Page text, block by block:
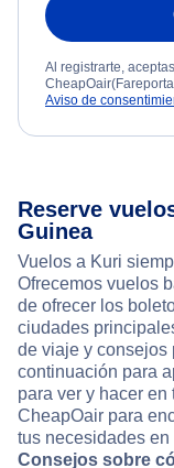
Al registrarte,
Aviso de
Reserve
Guinea
Vuelos a Kuri
Ofrecemos vuelos
de ofrecer los
ciudades
de viaje y consejos
continuación para
para ver y hacer
CheapOair para
tus necesidades
Consejos sobre